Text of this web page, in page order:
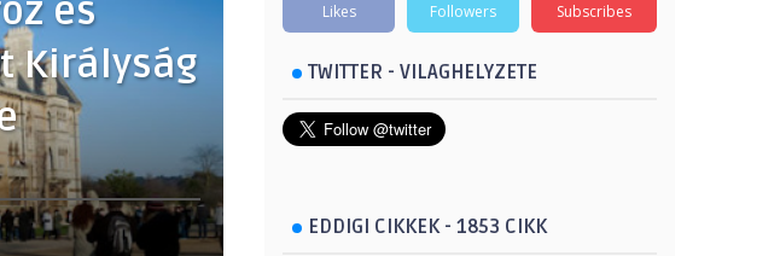
és
Királyság
Likes Followers Subscribes
TWITTER - VILAGHELYZETE
EDDIGI CIKKEK - 1853 CIKK